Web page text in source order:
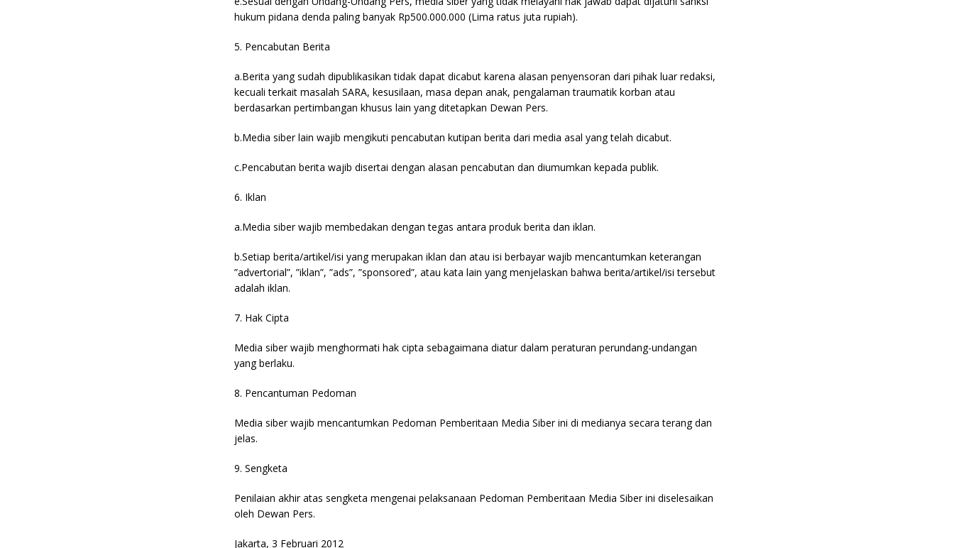
hukum pidana denda paling banyak Rp500.000.000 (Lima ratus juta rupiah).
5. Pencabutan Berita
a.Berita yang sudah dipublikasikan tidak dapat dicabut karena alasan penyensoran dari pihak luar redaksi,
kecuali terkait masalah SARA, kesusilaan, masa depan anak, pengalaman traumatik korban atau
berdasarkan pertimbangan khusus lain yang ditetapkan Dewan Pers.
b.Media siber lain wajib mengikuti pencabutan kutipan berita dari media asal yang telah dicabut.
c.Pencabutan berita wajib disertai dengan alasan pencabutan dan diumumkan kepada publik.
6. Iklan
a.Media siber wajib membedakan dengan tegas antara produk berita dan iklan.
b.Setiap berita/artikel/isi yang merupakan iklan dan atau isi berbayar wajib mencantumkan keterangan
”advertorial”, ”iklan”, ”ads”, ”sponsored”, atau kata lain yang menjelaskan bahwa berita/artikel/isi tersebut
adalah iklan.
7. Hak Cipta
Media siber wajib menghormati hak cipta sebagaimana diatur dalam peraturan perundang-undangan
yang berlaku.
8. Pencantuman Pedoman
Media siber wajib mencantumkan Pedoman Pemberitaan Media Siber ini di medianya secara terang dan
jelas.
9. Sengketa
Penilaian akhir atas sengketa mengenai pelaksanaan Pedoman Pemberitaan Media Siber ini diselesaikan
oleh Dewan Pers.
Jakarta, 3 Februari 2012